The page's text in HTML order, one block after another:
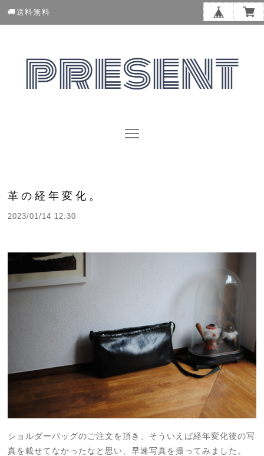
🚚送料無料
革の経年変化。
2023/01/14 12:30
ショルダーバッグのご注文を頂き、そういえば経年変化後の写
真を載せてなかったなと思い、早速写真を撮ってみました。